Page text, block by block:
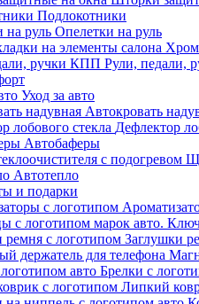
Подлокотники
Опелетки на руль
Хром
Рули, педали,
Уход за авто
Автокровать
Дефлектор
Автобаферы
Автотепло
и подарки
Заглушки
Брелки с
Липкий